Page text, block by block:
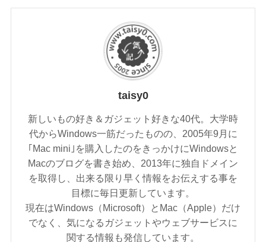
taisy0
新しいもの好き＆ガジェット好きな40代。大学時
代からWindows一筋だったものの、2005年9月に
｢Mac mini｣を購入したのをきっかけにWindowsと
Macのブログを書き始め、2013年に独自ドメイン
を取得し、出来る限り早く情報をお伝えする事を
目標に毎日更新しています。
現在はWindows（Microsoft）とMac（Apple）だけ
でなく、気になるガジェットやウェブサービスに
関する情報も発信しています。